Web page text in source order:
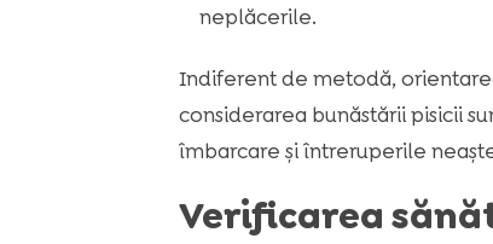
neplăcerile.
Indiferent de metodă,
considerarea bunăstării pisicii
îmbarcare și întreruperile
Verificarea